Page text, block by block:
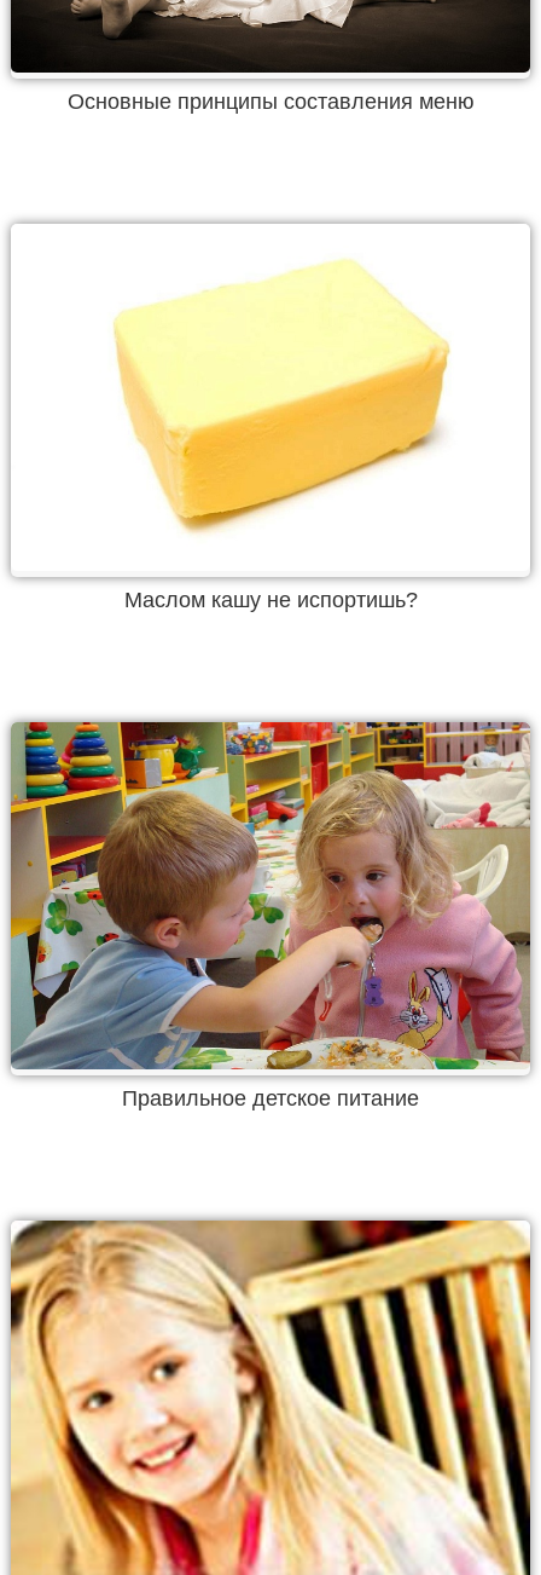
Основные принципы составления меню
Маслом кашу не испортишь?
Правильное детское питание